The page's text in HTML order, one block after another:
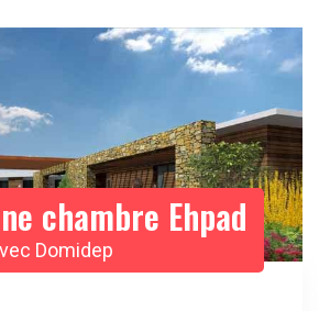
chambre Ehpad
Domidep